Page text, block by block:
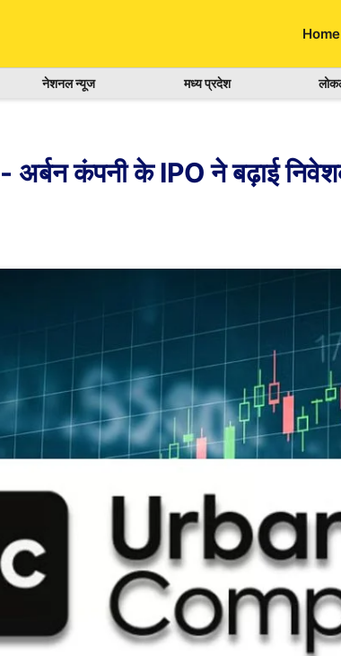
Home
नेशनल न्यूज मध्य प्रदेश
कंपनी के IPO ने बढ़ाई निवेशकों